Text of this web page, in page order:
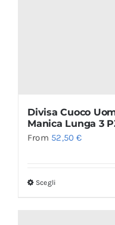
Divisa Cuoco
Manica Lunga 3
From 52,50€
Scegli